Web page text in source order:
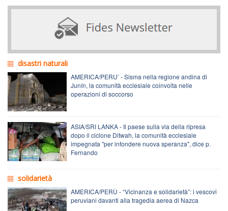
disastri naturali
AMERICA/PERU’ - Sisma nella regione andina di
Junín, la comunità ecclesiale coinvolta nelle
operazioni di soccorso
ASIA/SRI LANKA - Il paese sulla via della ripresa
dopo il ciclone Ditwah, la comunità ecclesiale
impegnata "per infondere nuova speranza", dice p.
Fernando
solidarietà
AMERICA/PERÙ - “Vicinanza e solidarietà”: i vescovi
peruviani davanti alla tragedia aerea di Nazca